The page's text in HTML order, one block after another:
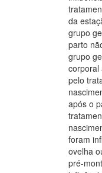
da
grupo
parto
grupo
corporal
pelo
após o
foram
ovelha
pré-